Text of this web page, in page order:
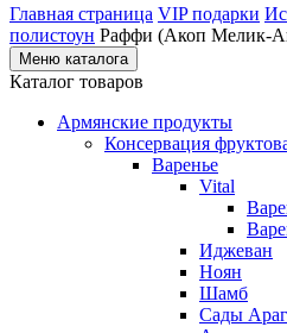
Главная страница VIP подарки
полистоун Раффи (Акоп Мелик-
Меню каталога
Каталог товаров
Армянские продукты
Консервация
Варенье
Vital
Иджеван
Ноян
Шамб
Сады